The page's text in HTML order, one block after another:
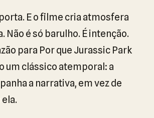
E o filme cria atmosfera
Não é só barulho. É intenção.
para Por que Jurassic Park
um clássico atemporal: a
a narrativa, em vez de